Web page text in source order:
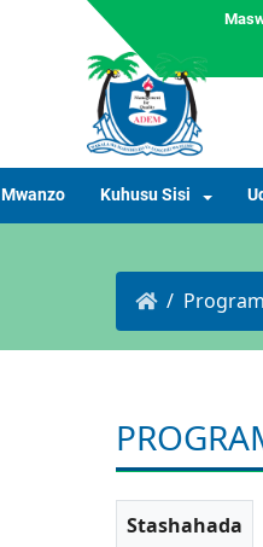
Mwanzo Kuhusu Sisi
Stashahada